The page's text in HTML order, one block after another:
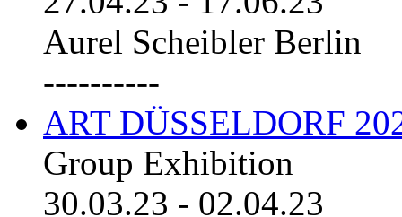
Aurel Scheibler Berlin
----------
ART DÜSSELDORF
Group Exhibition
30.03.23 - 02.04.23